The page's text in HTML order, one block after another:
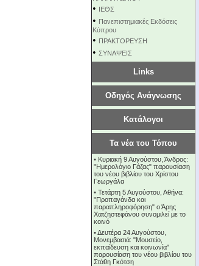
• ΙΕΘΣ
• Πανεπιστημιακές Εκδόσεις
Κύπρου
• ΠΡΑΚΤΟΡΕΥΣΗ
• ΣΥΝΑΨΕΙΣ
Links
Οδηγός Ανάγνωσης
Κατάλογοι
Τα νέα του Τόπου
• Κυριακή 9 Αυγούστου, Άνδρος:
"Ημερολόγιο Γάζας" παρουσίαση
του νέου βιβλίου του Χρίστου
Γεωργάλα
• Τετάρτη 5 Αυγούστου, Αθήνα:
"Προπαγάνδα και
παραπληροφόρηση" ο Άρης
Χατζηστεφάνου συνομιλεί με το
κοινό
•Δευτέρα 24 Αυγούστου,
Μονεμβασιά: "Μουσείο,
εκπαίδευση και κοινωνία"
παρουσίαση του νέου βιβλίου του
Στάθη Γκότση